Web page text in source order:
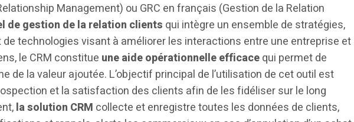
Management) ou GRC en français (Gestion de la Relation
de gestion de la relation clients qui intègre un ensemble de stratégies,
technologies visant à améliorer les interactions entre une entreprise et
le CRM constitue une aide opérationnelle efficacequi permet de
de la valeur ajoutée. L’objectif principal de l’utilisation de cet outil est
et la satisfaction des clients afin de les fidéliser sur le long
la solution CRM collecte et enregistre toutes les données de clients,